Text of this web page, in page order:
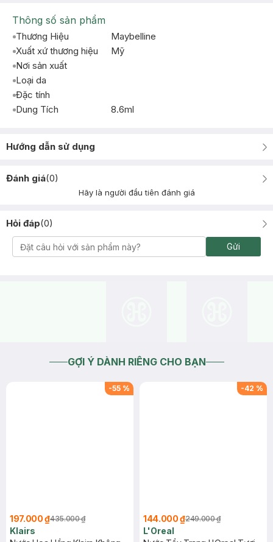
Thông số sản phẩm
Thương Hiệu
Maybelline
Xuất xứ thương hiệu
Mỹ
Nơi sản xuất
Loại da
Đặc tính
Dung Tích
8.6ml
Hướng dẫn sử dụng
Đánh giá(0)
Hãy là người đầu tiên đánh giá
Hỏi đáp(0)
Gửi
GỢI Ý DÀNH RIÊNG CHO BẠN
-55 %
197.000 ₫435.000 ₫
Klairs
-42 %
144.000 ₫249.000 ₫
L'Oreal